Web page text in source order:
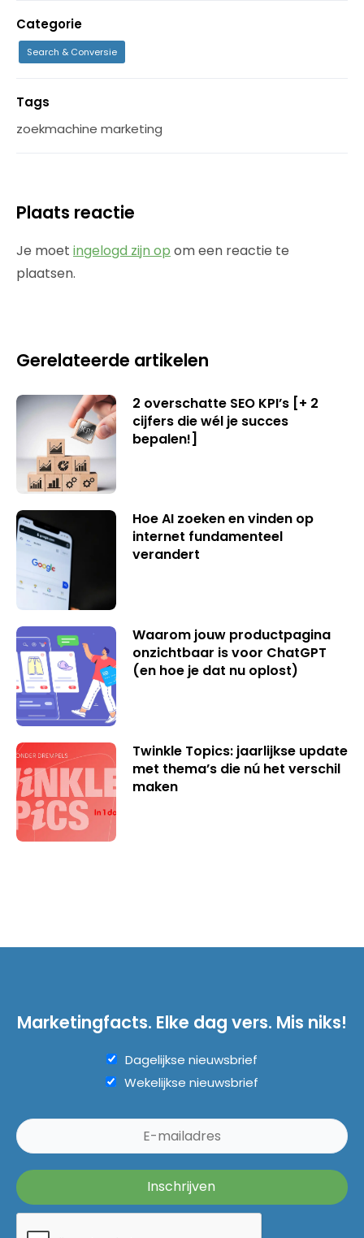
Categorie
Search & Conversie
Tags
zoekmachine marketing
Plaats reactie
Je moet ingelogd zijn op om een reactie te
plaatsen.
Gerelateerde artikelen
2 overschatte SEO KPI’s [+ 2
cijfers die wél je succes
bepalen!]
Hoe AI zoeken en vinden op
internet fundamenteel
verandert
Waarom jouw productpagina
onzichtbaar is voor ChatGPT
(en hoe je dat nu oplost)
Twinkle Topics: jaarlijkse update
met thema’s die nú het verschil
maken
Marketingfacts. Elke dag vers. Mis niks!
Dagelijkse nieuwsbrief
Wekelijkse nieuwsbrief